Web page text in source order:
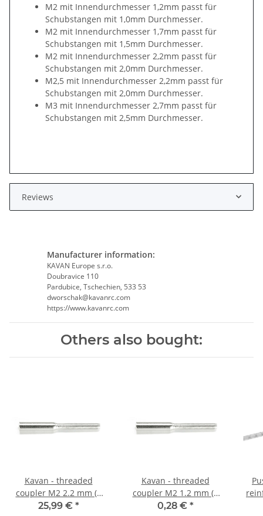
M2 mit Innendurchmesser 1,2mm passt für
Schubstangen mit 1,0mm Durchmesser.
M2 mit Innendurchmesser 1,7mm passt für
Schubstangen mit 1,5mm Durchmesser.
M2 mit Innendurchmesser 2,2mm passt für
Schubstangen mit 2,0mm Durchmesser.
M2,5 mit Innendurchmesser 2,2mm passt für
Schubstangen mit 2,0mm Durchmesser.
M3 mit Innendurchmesser 2,7mm passt für
Schubstangen mit 2,5mm Durchmesser.
Reviews
Manufacturer information:
KAVAN Europe s.r.o.
Doubravice 110
Pardubice, Tschechien, 533 53
dworschak@kavanrc.com
https://www.kavanrc.com
Others also bought:
Kavan - threaded
coupler M2 2.2 mm (1
piece)
25,99 € *
Kavan - threaded
coupler M2 1.2 mm (1
piece)
0,28 € *